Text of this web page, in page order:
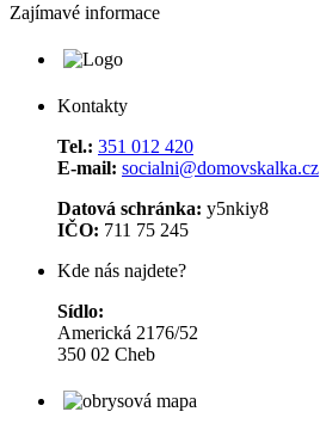
Zajímavé informace
Kontakty
Tel.: 351 012 420
E-mail: socialni@domovskalka.cz
Datová schránka: y5nkiy8
IČO: 711 75 245
Kde nás najdete?
Sídlo:
Americká 2176/52
350 02 Cheb